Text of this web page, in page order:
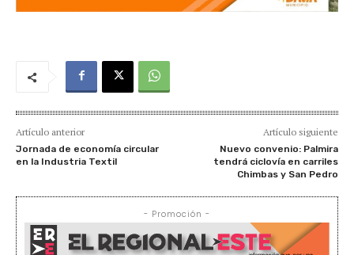
Artículo anterior
Jornada de economía circular
en la Industria Textil
Artículo siguiente
Nuevo convenio: Palmira
tendrá ciclovía en carriles
Chimbas y San Pedro
- Promoción -